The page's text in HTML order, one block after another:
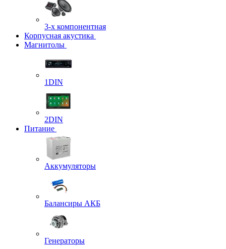
3-х компонентная
Корпусная акустика
Магнитолы
1DIN
2DIN
Питание
Аккумуляторы
Балансиры АКБ
Генераторы